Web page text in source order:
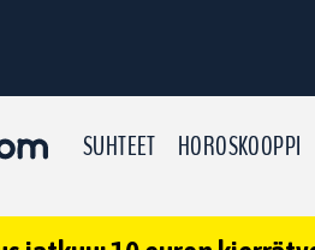
SUHTEET HOROSKOOPPI